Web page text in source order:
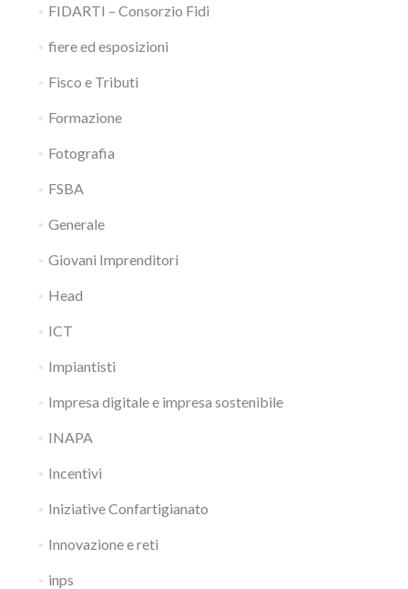
FIDARTI – Consorzio Fidi
fiere ed esposizioni
Fisco e Tributi
Formazione
Fotografia
FSBA
Generale
Giovani Imprenditori
Head
ICT
Impiantisti
Impresa digitale e impresa sostenibile
INAPA
Incentivi
Iniziative Confartigianato
Innovazione e reti
inps